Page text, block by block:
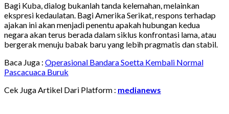
Bagi Kuba, dialog bukanlah tanda kelemahan, melainkan
ekspresi kedaulatan. Bagi Amerika Serikat, respons terhadap
ajakan ini akan menjadi penentu apakah hubungan kedua
negara akan terus berada dalam siklus konfrontasi lama, atau
bergerak menuju babak baru yang lebih pragmatis dan stabil.
Baca Juga : Operasional Bandara Soetta Kembali Normal
Pascacuaca Buruk
Cek Juga Artikel Dari Platform : medianews